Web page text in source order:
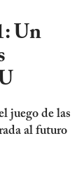
Un
juego de las
al futuro